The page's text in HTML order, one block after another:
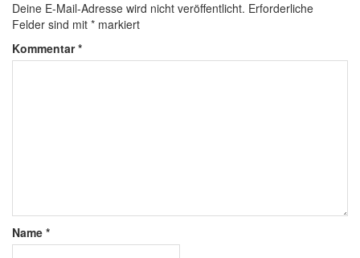
Deine E-Mail-Adresse wird nicht veröffentlicht. Erforderliche
Felder sind mit * markiert
Kommentar*
Name *